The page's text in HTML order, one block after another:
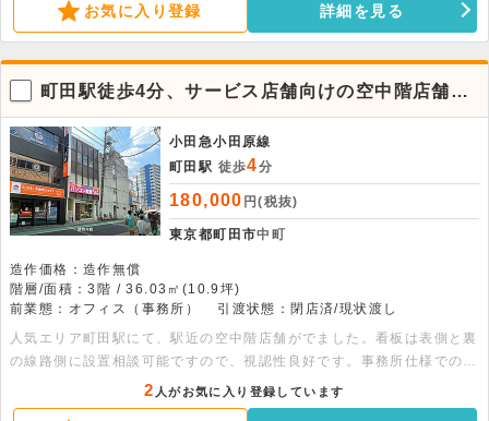
お気に入り登録 詳細を見る
町田駅徒歩4分、サービス店舗向けの空中階店舗が
でました。
小田急小田原線
町田駅 徒歩4分
180,000 円(税抜)
東京都町田市中町
造作価格：造作無償
階層/面積：3階 / 36.03㎡(10.9坪)
前業態：オフィス（事務所）
引渡状態：閉店済/現状渡し
人気エリア町田駅にて、駅近の空中階店舗がでました。看板は表側と裏
の線路側に設置相談可能ですので、視認性良好です。事務所仕様での引
き渡しとなります。サービス店舗で独立を検討されている方へもおすす
めの物件です。内見も可能ですので、お早めにお問合せください。
2 人がお気に入り登録しています